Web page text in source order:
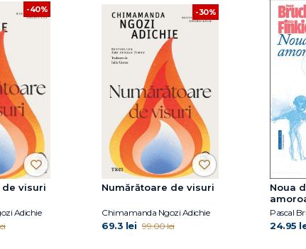
-40%
de visuri
Adichie
-30%
Numărătoare de visuri
Chimamanda Ngozi Adichie
69.3 lei 99.00 lei
Noua
24.95